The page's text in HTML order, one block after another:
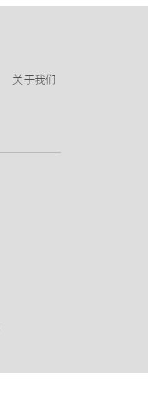
关于我们